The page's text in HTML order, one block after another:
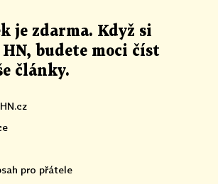
je zdarma. Když si
budete moci číst
články.
pro přátele